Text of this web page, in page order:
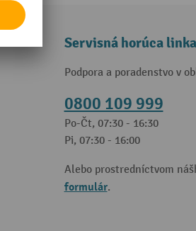
Servisná horúca linka
Podpora a poradenstvo v
0800 109 999
Po-Čt, 07:30 - 16:30
Pi, 07:30 - 16:00
Alebo prostredníctvom
formulár.